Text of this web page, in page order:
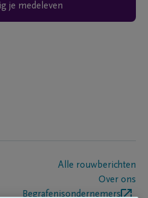
je medeleven
Alle rouwberichten
Over ons
Begrafenisondernemers